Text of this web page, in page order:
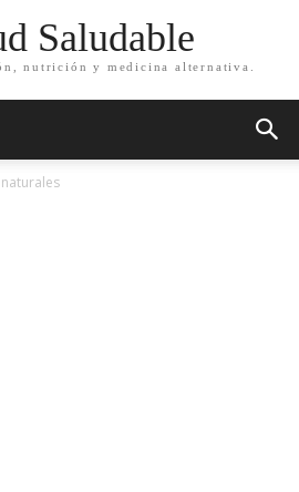
Saludable
nutrición y medicina alternativa.